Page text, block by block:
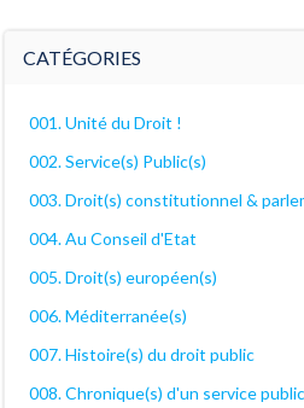
CATÉGORIES
001. Unité du Droit !
002. Service(s) Public(s)
003. Droit(s) constitutionnel &
004. Au Conseil d'Etat
005. Droit(s) européen(s)
006. Méditerranée(s)
007. Histoire(s) du droit public
008. Chronique(s) d'un service